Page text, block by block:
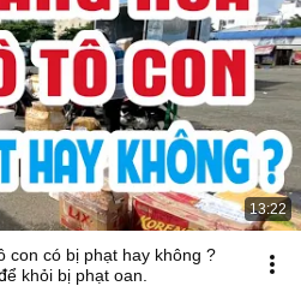
13:22
con có bị phạt hay không ?
khỏi bị phạt oan.